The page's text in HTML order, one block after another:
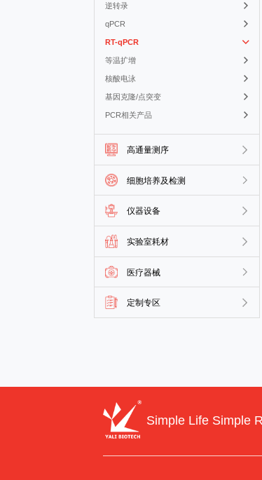
逆转录
qPCR
RT-qPCR
等温扩增
核酸电泳
基因克隆/点突变
PCR相关产品
高通量测序
细胞培养及检测
仪器设备
实验室耗材
医疗器械
定制专区
Simple Life Simple